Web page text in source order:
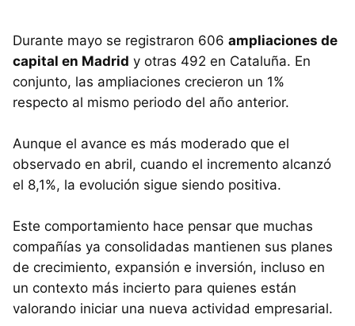
Durante mayo se registraron 606 ampliaciones de
capital en Madrid y otras 492 en Cataluña. En
conjunto, las ampliaciones crecieron un 1%
respecto al mismo periodo del año anterior.
Aunque el avance es más moderado que el
observado en abril, cuando el incremento alcanzó
el 8,1%, la evolución sigue siendo positiva.
Este comportamiento hace pensar que muchas
compañías ya consolidadas mantienen sus planes
de crecimiento, expansión e inversión, incluso en
un contexto más incierto para quienes están
valorando iniciar una nueva actividad empresarial.